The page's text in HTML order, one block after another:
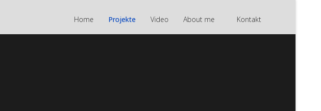
Home Projekte Video About me Kontakt